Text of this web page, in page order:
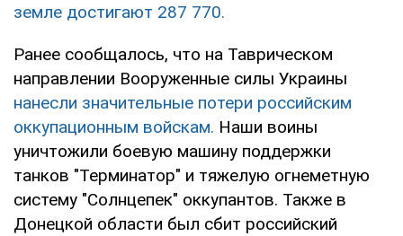
земле достигают 287 770.
Ранее сообщалось, что на Таврическом
направлении Вооруженные силы Украины
нанесли значительные потери российским
оккупационным войскам. Наши воины
уничтожили боевую машину поддержки
танков "Терминатор" и тяжелую огнеметную
систему "Солнцепек" оккупантов. Также в
Донецкой области был сбит российский